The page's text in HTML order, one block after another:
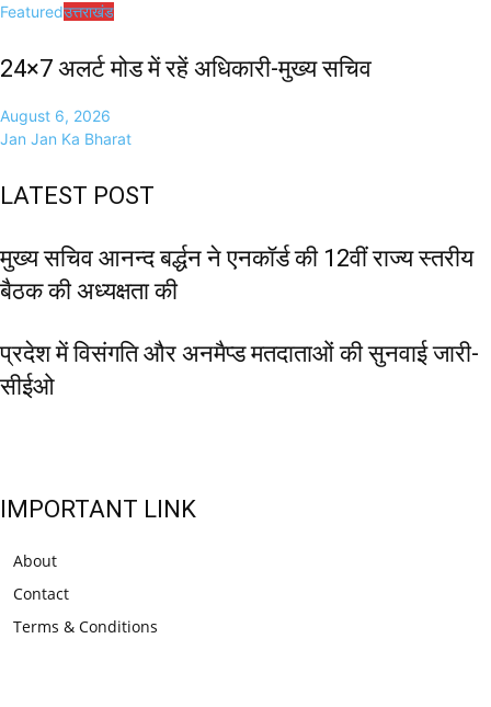
Featuredउत्तराखंड
24×7 अलर्ट मोड में रहें अधिकारी-मुख्य सचिव
August 6, 2026
Jan Jan Ka Bharat
LATEST POST
मुख्य सचिव आनन्द बर्द्धन ने एनकॉर्ड की 12वीं राज्य स्तरीय
बैठक की अध्यक्षता की
प्रदेश में विसंगति और अनमैप्ड मतदाताओं की सुनवाई जारी-
सीईओ
IMPORTANT LINK
About
Contact
Terms & Conditions